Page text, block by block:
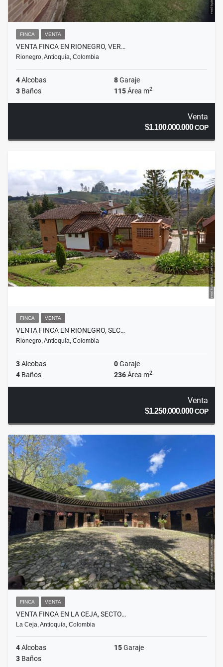
FINCA VENTA
VENTA FINCA EN RIONEGRO, VER…
Rionegro, Antioquia, Colombia
4Alcobas 8Garaje
3 Baños 115Área m2
Venta
$1.100.000.000COP
FINCA VENTA
VENTA FINCA EN RIONEGRO, SEC…
Rionegro, Antioquia, Colombia
3Alcobas 0Garaje
4 Baños 236Área m2
Venta
$1.250.000.000COP
FINCA VENTA
VENTA FINCA EN LA CEJA, SECTO…
La Ceja, Antioquia, Colombia
4Alcobas 15Garaje
3 Baños